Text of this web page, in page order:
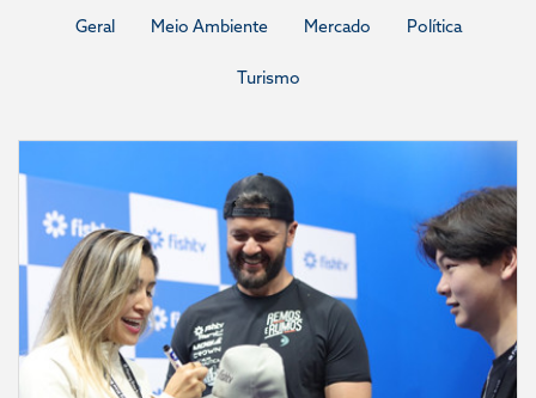
Geral Meio Ambiente Mercado Política
Turismo